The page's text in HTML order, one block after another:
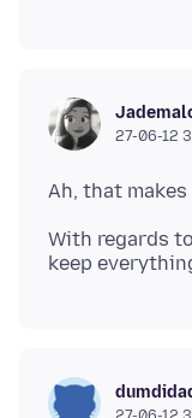
27-06-12
With regards